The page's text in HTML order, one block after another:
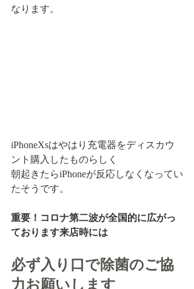
なります。
iPhoneXsはやはり充電器をディスカウ
ント購入したものらしく
朝起きたらiPhoneが反応しなくなってい
たそうです。
重要！コロナ第二波が全国的に広がっ
ております来店時には
必ず入り口で除菌のご協
力お願いします